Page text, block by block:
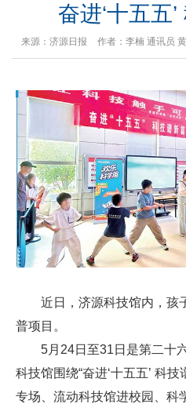
奋进‘十五五
来源：济源日报 作者：李楠 通讯员
近日，济源科技馆内，孩
普项目。
5月24日至31日是第二十
科技馆围绕“奋进‘十五五’ 科
专场、流动科技馆进校园、科